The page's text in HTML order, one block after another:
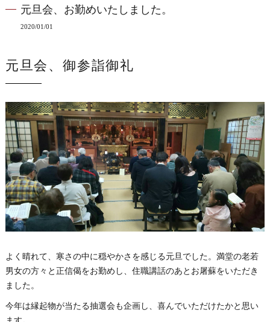
元旦会、お勤めいたしました。
2020/01/01
元旦会、御参詣御礼
よく晴れて、寒さの中に穏やかさを感じる元旦でした。満堂の老若
男女の方々と正信偈をお勤めし、住職講話のあとお屠蘇をいただき
ました。
今年は縁起物が当たる抽選会も企画し、喜んでいただけたかと思い